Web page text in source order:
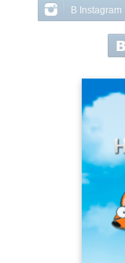
В Instagram